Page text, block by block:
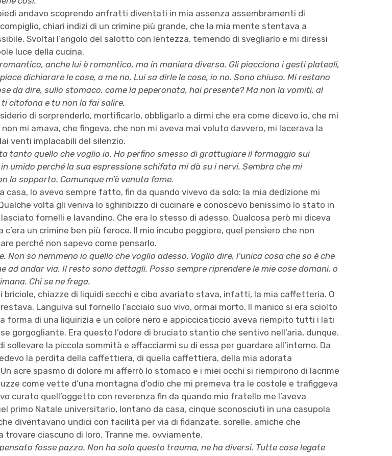
andavo scoprendo anfratti diventati in mia assenza assembramenti di
chiari indizi di un crimine più grande, che la mia mente stentava a
Svoltai l’angolo del salotto con lentezza, temendo di svegliarlo e mi diressi
luce della cucina.
anche lui è romantico, ma in maniera diversa. Gli piacciono i gesti plateali,
dichiarare le cose, a me no. Lui sa dirle le cose, io no. Sono chiuso. Mi restano
da dire, sullo stomaco, come la peperonata, hai presente? Ma non la vomiti, al
citofona e tu non la fai salire.
di sorprenderlo, mortificarlo, obbligarlo a dirmi che era come dicevo io, che mi
mi amava, che fingeva, che non mi aveva mai voluto davvero, mi lacerava la
venti implacabili del silenzio.
tanto quello che voglio io. Ho perfino smesso di grattugiare il formaggio sui
umido perché la sua espressione schifata mi dà su i nervi. Sembra che mi
lo sopporto. Comunque m’è venuta fame.
casa, lo avevo sempre fatto, fin da quando vivevo da solo: la mia dedizione mi
volta gli veniva lo sghiribizzo di cucinare e conoscevo benissimo lo stato in
fornelli e lavandino. Che era lo stesso di adesso. Qualcosa però mi diceva
c’era un crimine ben più feroce. Il mio incubo peggiore, quel pensiero che non
perché non sapevo come pensarlo.
Non so nemmeno io quello che voglio adesso. Voglio dire, l’unica cosa che so è che
ad andar via. Il resto sono dettagli. Posso sempre riprendere le mie cose domani, o
Chi se ne frega.
briciole, chiazze di liquidi secchi e cibo avariato stava, infatti, la mia caffetteria. O
Languiva sul fornello l’acciaio suo vivo, ormai morto. Il manico si era sciolto
forma di una liquirizia e un colore nero e appiccicaticcio aveva riempito tutti i lati
gorgogliante. Era questo l’odore di bruciato stantio che sentivo nell’aria, dunque.
sollevare la piccola sommità e affacciarmi su di essa per guardare all’interno. Da
la perdita della caffettiera, di quella caffettiera, della mia adorata
acre spasmo di dolore mi afferrò lo stomaco e i miei occhi si riempirono di lacrime
come vette d’una montagna d’odio che mi premeva tra le costole e trafiggeva
curato quell’oggetto con reverenza fin da quando mio fratello me l’aveva
primo Natale universitario, lontano da casa, cinque sconosciuti in una casupola
diventavano undici con facilità per via di fidanzate, sorelle, amiche che
trovare ciascuno di loro. Tranne me, ovviamente.
fosse pazzo. Non ha solo questo trauma, ne ha diversi. Tutte cose legate